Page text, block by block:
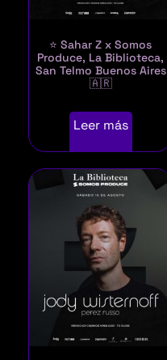
⭐ Sahar Z x Somos
Produce, La Biblioteca,
San Telmo Buenos Aires
🇦🇷
Leer más